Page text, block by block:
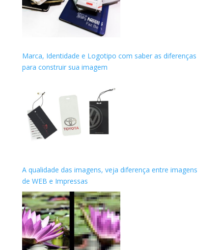
Marca, Identidade e Logotipo com saber as diferenças
para construir sua imagem
A qualidade das imagens, veja diferença entre imagens
de WEB e Impressas